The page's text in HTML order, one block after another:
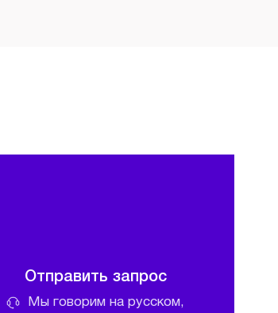
Отправить запрос
Мы говорим на русском,